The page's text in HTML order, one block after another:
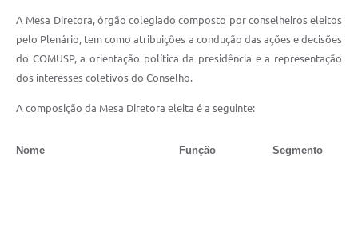
A Mesa Diretora, órgão colegiado composto por conselheiros eleitos
pelo Plenário, tem como atribuições a condução das ações e decisões
do COMUSP, a orientação política da presidência e a representação
dos interesses coletivos do Conselho.
A composição da Mesa Diretora eleita é a seguinte:
Nome Função Segmento